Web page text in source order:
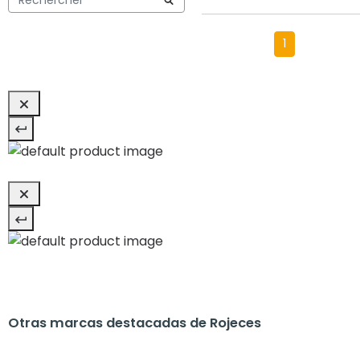
1
Otras marcas destacadas de Rojeces